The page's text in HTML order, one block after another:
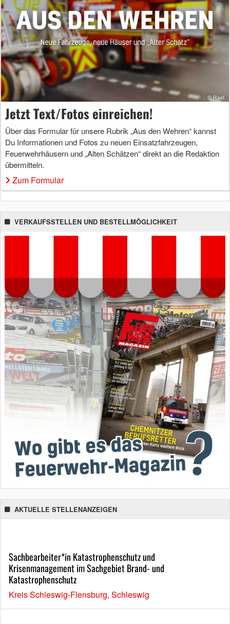
Jetzt Text/Fotos einreichen!
Über das Formular für unsere Rubrik „Aus den Wehren“ kannst
Du Informationen und Fotos zu neuen Einsatzfahrzeugen,
Feuerwehrhäusern und „Alten Schätzen“ direkt an die Redaktion
übermitteln.
Zum Formular
VERKAUFSSTELLEN UND BESTELLMÖGLICHKEIT
AKTUELLE STELLENANZEIGEN
Sachbearbeiter*in Katastrophenschutz und
Krisenmanagement im Sachgebiet Brand- und
Katastrophenschutz
Kreis Schleswig-Flensburg, Schleswig